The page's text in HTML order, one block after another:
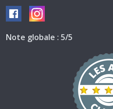
Note globale : 5/5